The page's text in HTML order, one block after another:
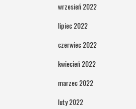
wrzesień 2022
lipiec 2022
czerwiec 2022
kwiecień 2022
marzec 2022
luty 2022